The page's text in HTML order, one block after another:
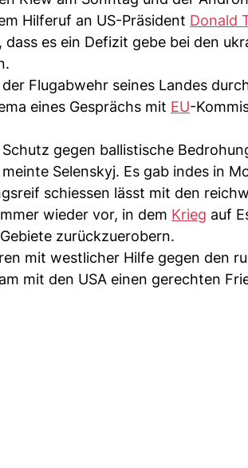
Hilferuf an US-Präsident Donald
es ein Defizit gebe bei den
Flugabwehr seines Landes
eines Gesprächs mit EU-
gegen ballistische
Selenskyj. Es gab indes in
schiessen lässt mit den
wieder vor, in dem Krieg auf
zurückzuerobern.
mit westlicher Hilfe gegen den
mit den USA einen gerechten